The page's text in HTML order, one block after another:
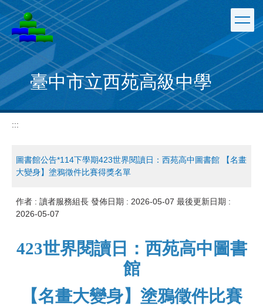
跳
到
主
要
內
容
區
臺中市立西苑高級中學
:::
圖書館公告*114下學期423世界閱讀日：西苑高中圖書館 【名畫
大變身】塗鴉徵件比賽得獎名單
作者 : 讀者服務組長 發佈日期 : 2026-05-07 最後更新日期 :
2026-05-07
423世界閱讀日：西苑高中圖書
館
【名畫大變身】塗鴉徵件比賽